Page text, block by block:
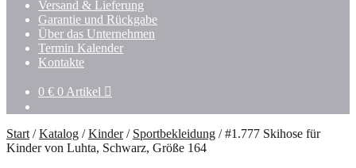
Versand & Lieferung
Garantie und Rückgabe
Über das Unternehmen
Termin Kalender
Kontakte
0 € 0 Artikel
Start /Katalog /Kinder/ Sportbekleidung /#1.777 Skihose für
Kinder von Luhta, Schwarz, Größe 164